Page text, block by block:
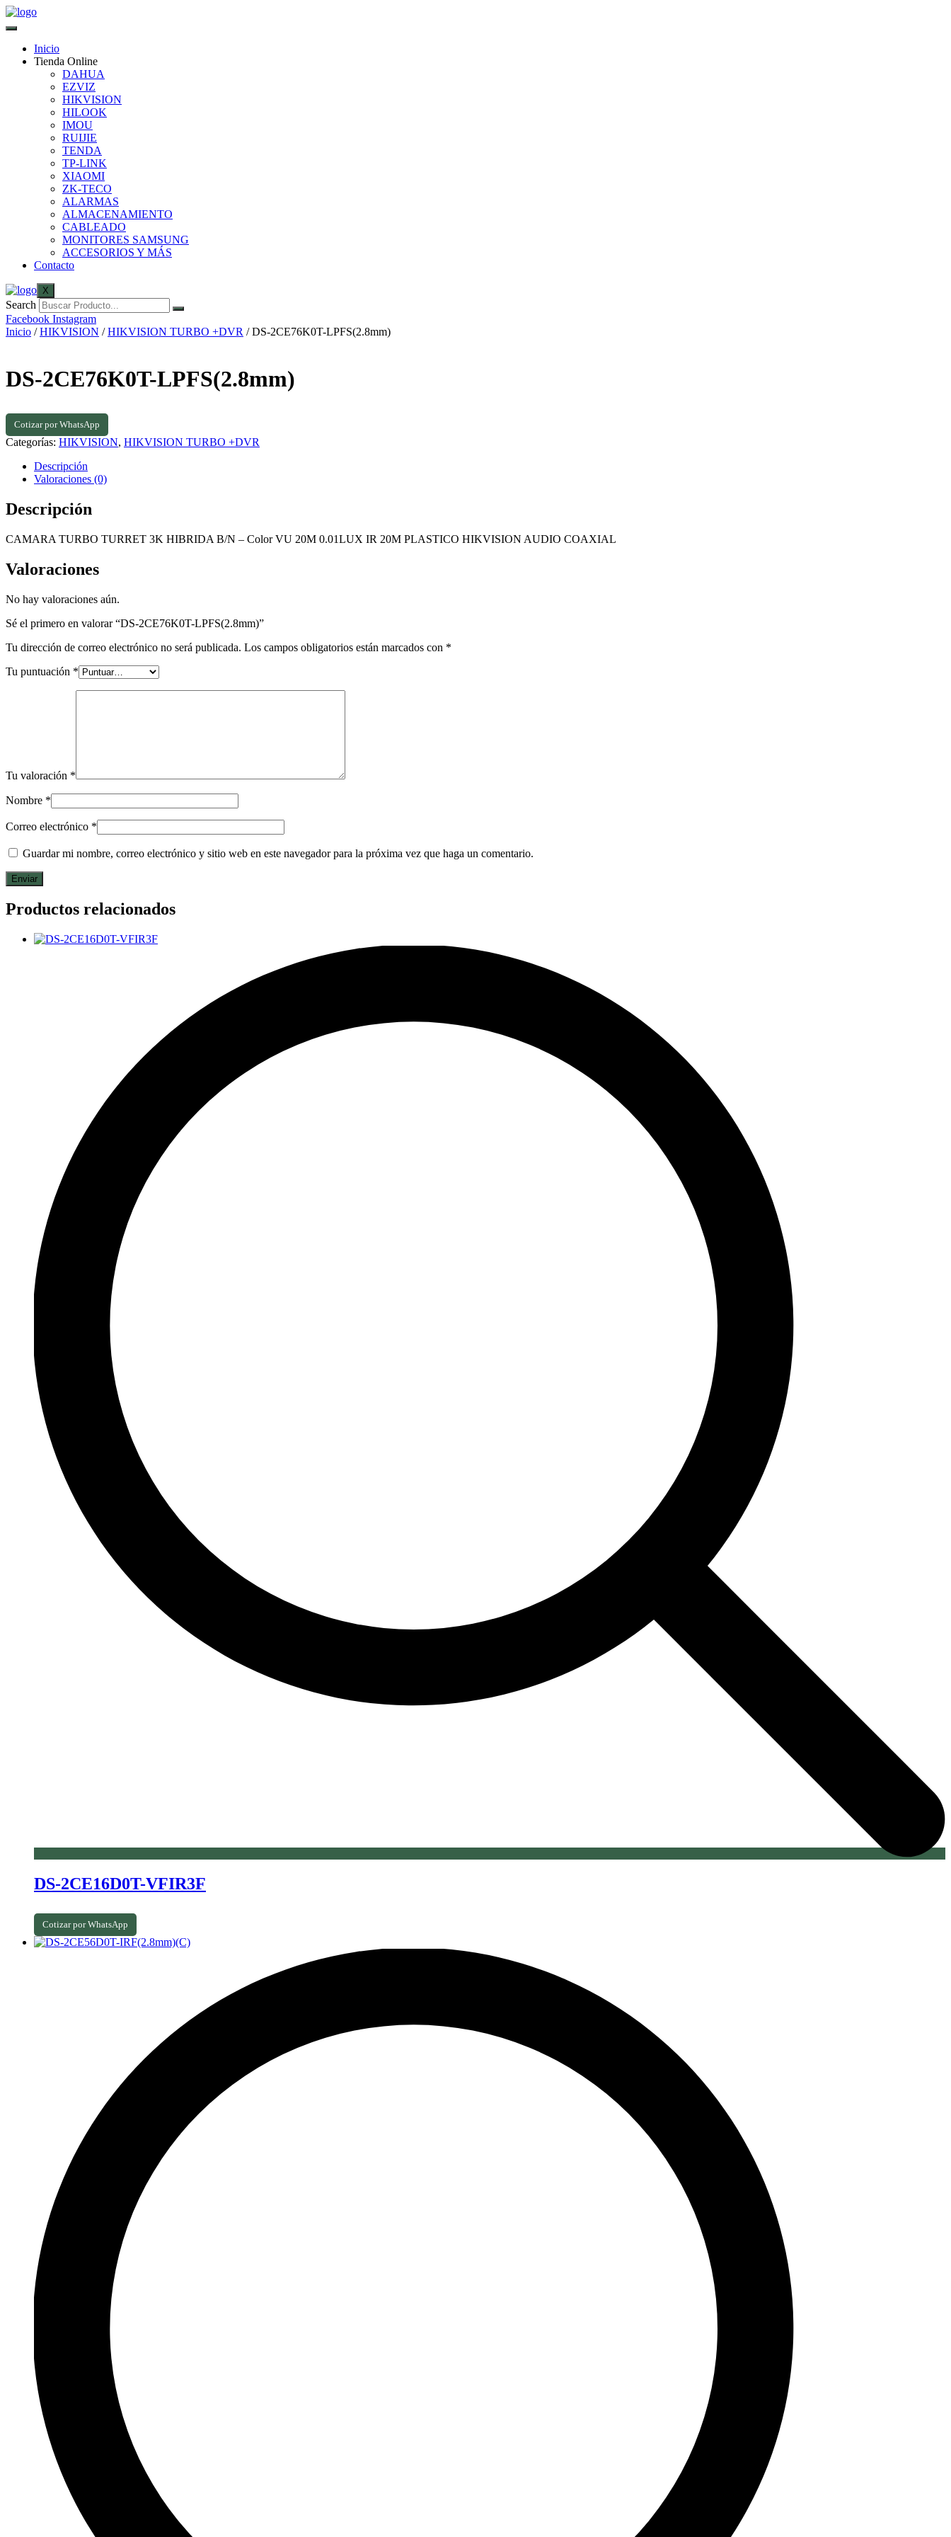
Inicio
Tienda Online
DAHUA
EZVIZ
HIKVISION
HILOOK
IMOU
RUIJIE
TENDA
TP-LINK
XIAOMI
ZK-TECO
ALARMAS
ALMACENAMIENTO
CABLEADO
MONITORES SAMSUNG
ACCESORIOS Y MÁS
Contacto
X
Search
Facebook Instagram
Inicio /HIKVISION /HIKVISION TURBO +DVR / DS-2CE76K0T-LPFS(2.8mm)
DS-2CE76K0T-LPFS(2.8mm)
Cotizar por WhatsApp
Categorías: HIKVISION, HIKVISION TURBO +DVR
Descripción
Valoraciones (0)
Descripción
CAMARA TURBO TURRET 3K HIBRIDA B/N – Color VU 20M 0.01LUX IR 20M PLASTICO HIKVISION AUDIO COAXIAL
Valoraciones
No hay valoraciones aún.
Sé el primero en valorar “DS-2CE76K0T-LPFS(2.8mm)”
Tu dirección de correo electrónico no será publicada. Los campos obligatorios están marcados con *
Tu puntuación *
Tu valoración *
Nombre *
Correo electrónico *
Guardar mi nombre, correo electrónico y sitio web en este navegador para la próxima vez que haga un comentario.
Productos relacionados
DS-2CE16D0T-VFIR3F
Cotizar por WhatsApp